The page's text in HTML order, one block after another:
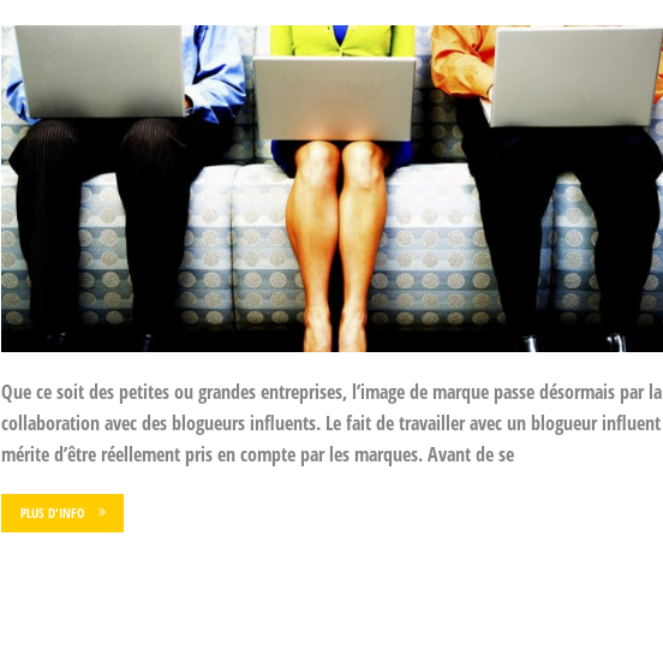
Que ce soit des petites ou grandes entreprises, l’image de marque passe désormais par la
collaboration avec des blogueurs influents. Le fait de travailler avec un blogueur influent
mérite d’être réellement pris en compte par les marques. Avant de se
PLUS D'INFO